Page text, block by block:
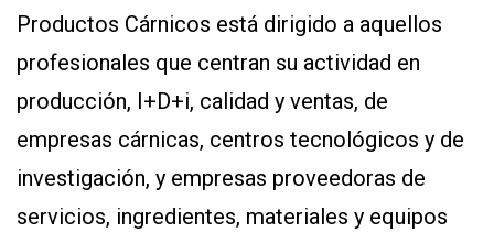
Productos Cárnicos está dirigido a aquellos
profesionales que centran su actividad en
producción, I+D+i, calidad y ventas, de
empresas cárnicas, centros tecnológicos y de
investigación, y empresas proveedoras de
servicios, ingredientes, materiales y equipos